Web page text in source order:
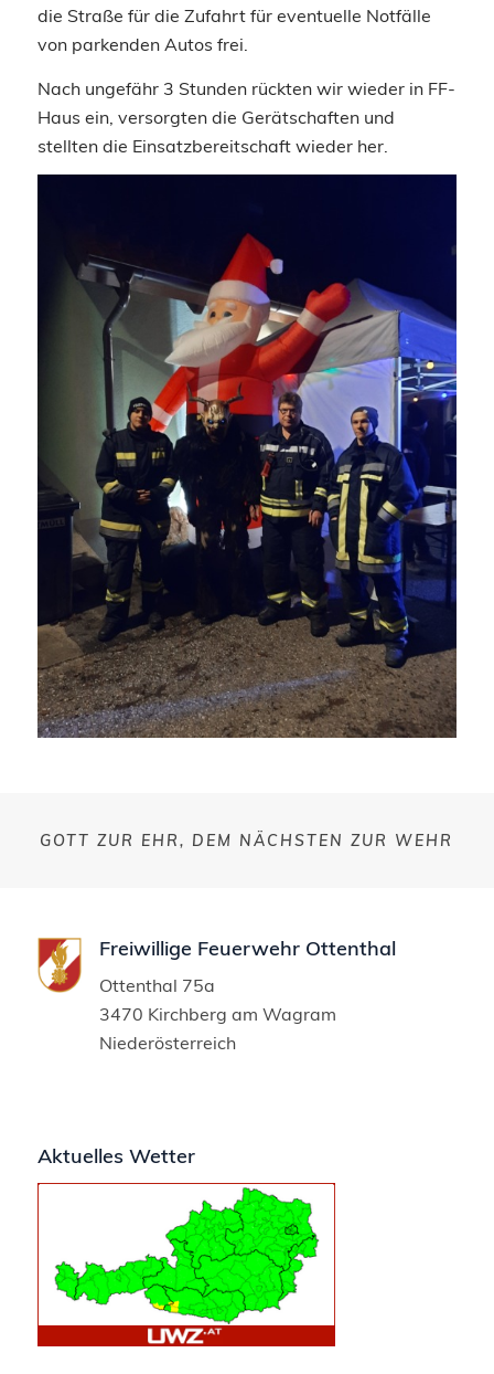
die Straße für die Zufahrt für eventuelle Notfälle
von parkenden Autos frei.
Nach ungefähr 3 Stunden rückten wir wieder in FF-
Haus ein, versorgten die Gerätschaften und
stellten die Einsatzbereitschaft wieder her.
GOTT ZUR EHR, DEM NÄCHSTEN ZUR WEHR
Freiwillige Feuerwehr Ottenthal
Ottenthal 75a
3470 Kirchberg am Wagram
Niederösterreich
Aktuelles Wetter